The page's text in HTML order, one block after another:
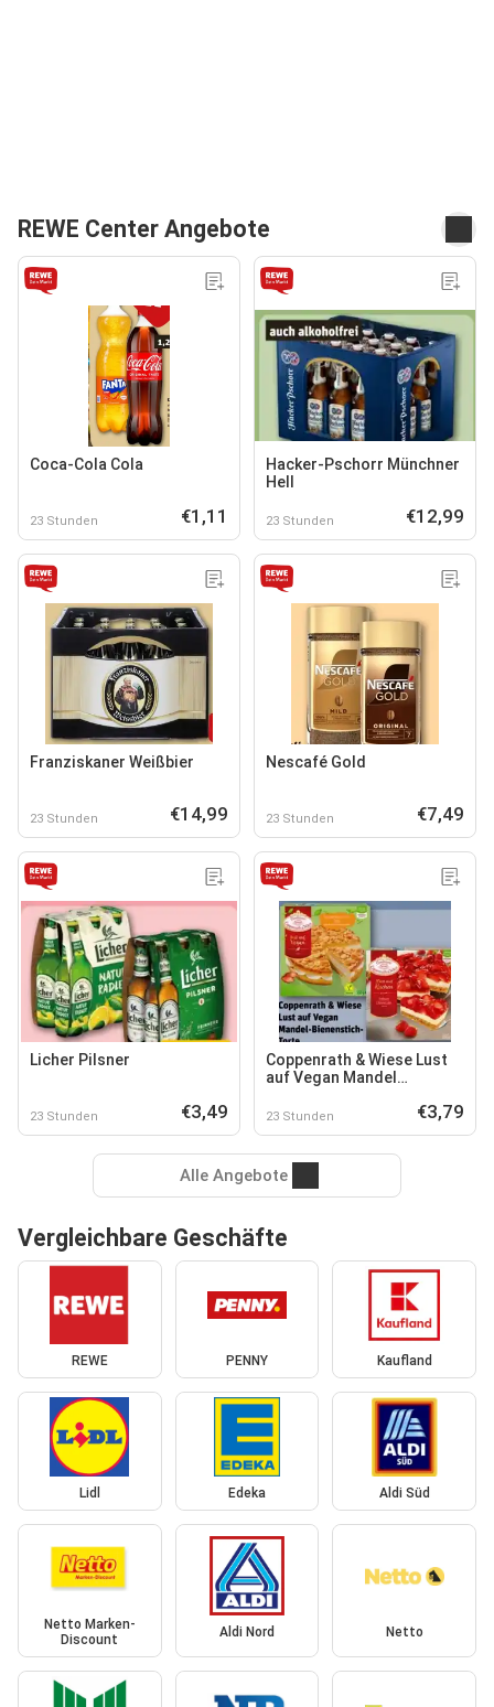
REWE Center Angebote
Coca-Cola Cola
23 Stunden €1,11
Hacker-Pschorr Münchner
Hell
23 Stunden €12,99
Franziskaner Weißbier
23 Stunden €14,99
Nescafé Gold
23 Stunden €7,49
Licher Pilsner
23 Stunden €3,49
Coppenrath & Wiese Lust
auf Vegan Mandel
23 Stunden €3,79
Alle Angebote
Vergleichbare Geschäfte
REWE PENNY Kaufland
Lidl Edeka Aldi Süd
Netto Marken-
Discount
Aldi Nord Netto